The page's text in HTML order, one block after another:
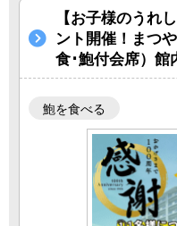
【お子様のうれ
ント開催！まつ
食･鮑付会席）館
鮑を食べる